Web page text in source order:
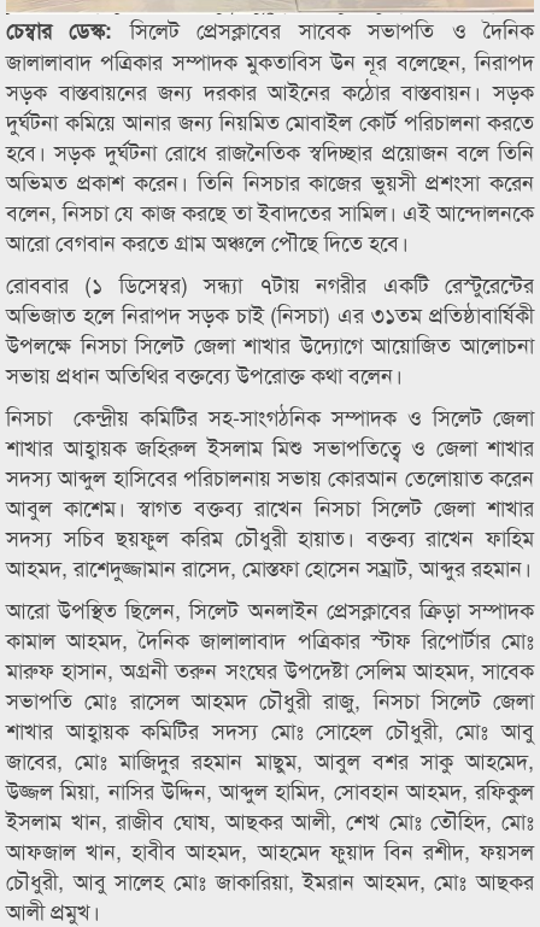
চেম্বার ডেস্ক:সিলেট প্রেসক্লাবের সাবেক সভাপতি ও দৈনিক
জালালাবাদ পত্রিকার সম্পাদক মুকতাবিস উন নূর বলেছেন, নিরাপদ
সড়ক বাস্তবায়নের জন্য দরকার আইনের কঠোর বাস্তবায়ন। সড়ক
দুর্ঘটনা কমিয়ে আনার জন্য নিয়মিত মোবাইল কোর্ট পরিচালনা করতে
হবে। সড়ক দুর্ঘটনা রোধে রাজনৈতিক স্বদিচ্ছার প্রয়োজন বলে তিনি
অভিমত প্রকাশ করেন। তিনি নিসচার কাজের ভুয়সী প্রশংসা করেন
বলেন, নিসচা যে কাজ করছে তা ইবাদতের সামিল। এই আন্দোলনকে
আরো বেগবান করতে গ্রাম অঞ্চলে পৌছে দিতে হবে।
রোববার (১ ডিসেম্বর) সন্ধ্যা ৭টায় নগরীর একটি রেস্টুরেন্টের
অভিজাত হলে নিরাপদ সড়ক চাই (নিসচা) এর ৩১তম প্রতিষ্ঠাবার্ষিকী
উপলক্ষে নিসচা সিলেট জেলা শাখার উদ্যোগে আয়োজিত আলোচনা
সভায় প্রধান অতিথির বক্তব্যে উপরোক্ত কথা বলেন।
নিসচা কেন্দ্রীয় কমিটির সহ-সাংগঠনিক সম্পাদক ও সিলেট জেলা
শাখার আহ্বায়ক জহিরুল ইসলাম মিশু সভাপতিত্বে ও জেলা শাখার
সদস্য আব্দুল হাসিবের পরিচালনায় সভায় কোরআন তেলোয়াত করেন
আবুল কাশেম। স্বাগত বক্তব্য রাখেন নিসচা সিলেট জেলা শাখার
সদস্য সচিব ছয়ফুল করিম চৌধুরী হায়াত। বক্তব্য রাখেন ফাহিম
আহমদ, রাশেদুজ্জামান রাসেদ, মোস্তফা হোসেন সম্রাট, আব্দুর রহমান।
আরো উপস্থিত ছিলেন, সিলেট অনলাইন প্রেসক্লাবের ক্রিড়া সম্পাদক
কামাল আহমদ, দৈনিক জালালাবাদ পত্রিকার স্টাফ রিপোর্টার মোঃ
মারুফ হাসান, অগ্রনী তরুন সংঘের উপদেষ্টা সেলিম আহমদ, সাবেক
সভাপতি মোঃ রাসেল আহমদ চৌধুরী রাজু, নিসচা সিলেট জেলা
শাখার আহ্বায়ক কমিটির সদস্য মোঃ সোহেল চৌধুরী, মোঃ আবু
জাবের, মোঃ মাজিদুর রহমান মাছুম, আবুল বশর সাকু আহমেদ,
উজ্জল মিয়া, নাসির উদ্দিন, আব্দুল হামিদ, সোবহান আহমদ, রফিকুল
ইসলাম খান, রাজীব ঘোষ, আছকর আলী, শেখ মোঃ তৌহিদ, মোঃ
আফজাল খান, হাবীব আহমদ, আহমেদ ফুয়াদ বিন রশীদ, ফয়সল
চৌধুরী, আবু সালেহ মোঃ জাকারিয়া, ইমরান আহমদ, মোঃ আছকর
আলী প্রমুখ।